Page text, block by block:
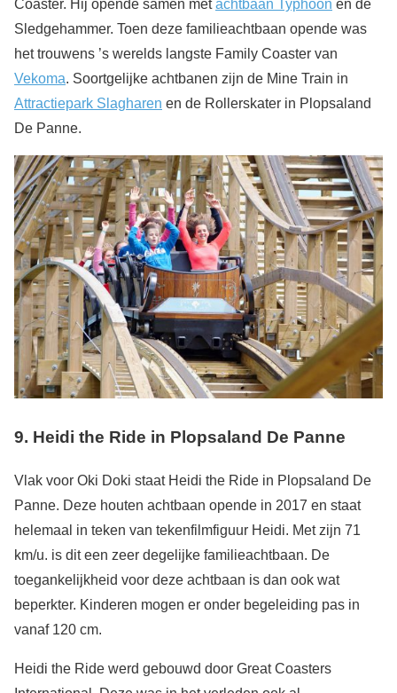
Coaster. Hij opende samen metachtbaan Typhoon en de
Sledgehammer. Toen deze familieachtbaan opende was
het trouwens ’s werelds langste Family Coaster van
Vekoma. Soortgelijke achtbanen zijn de Mine Train in
Attractiepark Slagharen en de Rollerskater in Plopsaland
De Panne.
9. Heidi the Ride in Plopsaland De Panne
Vlak voor Oki Doki staat Heidi the Ride in Plopsaland De
Panne. Deze houten achtbaan opende in 2017 en staat
helemaal in teken van tekenfilmfiguur Heidi. Met zijn 71
km/u. is dit een zeer degelijke familieachtbaan. De
toegankelijkheid voor deze achtbaan is dan ook wat
beperkter. Kinderen mogen er onder begeleiding pas in
vanaf 120 cm.
Heidi the Ride werd gebouwd door Great Coasters